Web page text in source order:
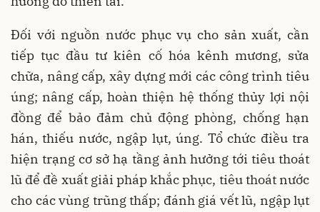
Đối với nguồn nước phục vụ cho sản xuất, cần
tiếp tục đầu tư kiên cố hóa kênh mương, sửa
chữa, nâng cấp, xây dựng mới các công trình tiêu
úng; nâng cấp, hoàn thiện hệ thống thủy lợi nội
đồng để bảo đảm chủ động phòng, chống hạn
hán, thiếu nước, ngập lụt, úng. Tổ chức điều tra
hiện trạng cơ sở hạ tầng ảnh hưởng tới tiêu thoát
lũ để đề xuất giải pháp khắc phục, tiêu thoát nước
cho các vùng trũng thấp; đánh giá vết lũ, ngập lụt